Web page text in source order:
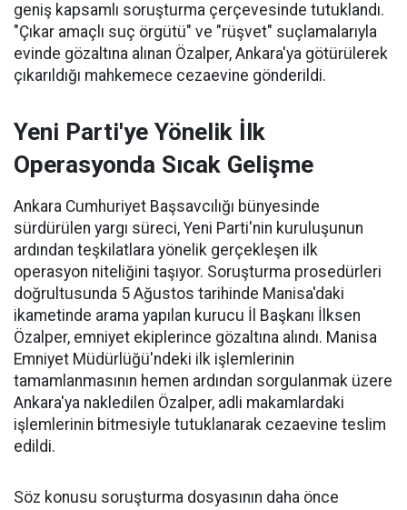
geniş kapsamlı soruşturma çerçevesinde tutuklandı.
"Çıkar amaçlı suç örgütü" ve "rüşvet" suçlamalarıyla
evinde gözaltına alınan Özalper, Ankara'ya götürülerek
çıkarıldığı mahkemece cezaevine gönderildi.
Yeni Parti'ye Yönelik İlk
Operasyonda Sıcak Gelişme
Ankara Cumhuriyet Başsavcılığı bünyesinde
sürdürülen yargı süreci, Yeni Parti'nin kuruluşunun
ardından teşkilatlara yönelik gerçekleşen ilk
operasyon niteliğini taşıyor. Soruşturma prosedürleri
doğrultusunda 5 Ağustos tarihinde Manisa'daki
ikametinde arama yapılan kurucu İl Başkanı İlksen
Özalper, emniyet ekiplerince gözaltına alındı. Manisa
Emniyet Müdürlüğü'ndeki ilk işlemlerinin
tamamlanmasının hemen ardından sorgulanmak üzere
Ankara'ya nakledilen Özalper, adli makamlardaki
işlemlerinin bitmesiyle tutuklanarak cezaevine teslim
edildi.
Söz konusu soruşturma dosyasının daha önce